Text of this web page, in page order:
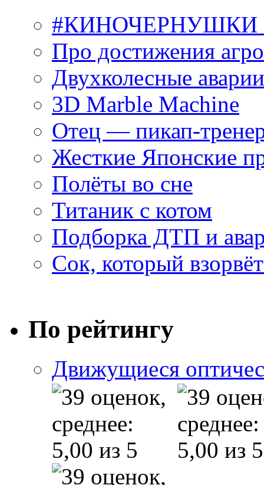
#КИНОЧЕРНУШКИ
Про достижения
Двухколесные
3D Marble Machine
Отец — пикап-
Жесткие Японские
Полёты во сне
Титаник с котом
Подборка ДТП и
Сок, который
По рейтингу
Движущиеся